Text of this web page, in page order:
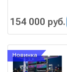
154 000 руб.
Новинка